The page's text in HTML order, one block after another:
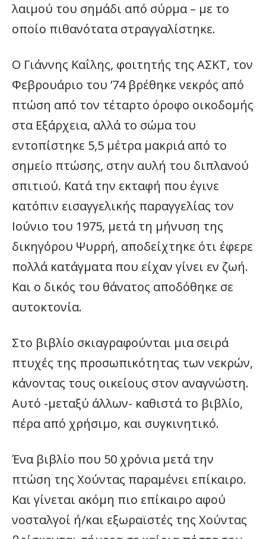
λαιμού του σημάδι από σύρμα – με το
οποίο πιθανότατα στραγγαλίστηκε.
Ο Γιάννης Καΐλης, φοιτητής της ΑΣΚΤ, τον
Φεβρουάριο του ’74 βρέθηκε νεκρός από
πτώση από τον τέταρτο όροφο οικοδομής
στα Εξάρχεια, αλλά το σώμα του
εντοπίστηκε 5,5 μέτρα μακριά από το
σημείο πτώσης, στην αυλή του διπλανού
σπιτιού. Κατά την εκταφή που έγινε
κατόπιν εισαγγελικής παραγγελίας τον
Ιούνιο του 1975, μετά τη μήνυση της
δικηγόρου Ψυρρή, αποδείχτηκε ότι έφερε
πολλά κατάγματα που είχαν γίνει εν ζωή.
Και ο δικός του θάνατος αποδόθηκε σε
αυτοκτονία.
Στο βιβλίο σκιαγραφούνται μια σειρά
πτυχές της προσωπικότητας των νεκρών,
κάνοντας τους οικείους στον αναγνώστη.
Αυτό -μεταξύ άλλων- καθιστά το βιβλίο,
πέρα από χρήσιμο, και συγκινητικό.
Ένα βιβλίο που 50 χρόνια μετά την
πτώση της Χούντας παραμένει επίκαιρο.
Και γίνεται ακόμη πιο επίκαιρο αφού
νοσταλγοί ή/και εξωραϊστές της Χούντας